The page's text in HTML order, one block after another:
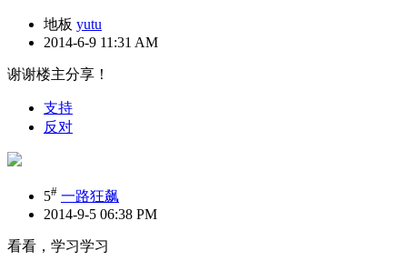
地板 yutu
2014-6-9 11:31 AM
谢谢楼主分享！
支持
反对
5# 一路狂飙
2014-9-5 06:38 PM
看看，学习学习